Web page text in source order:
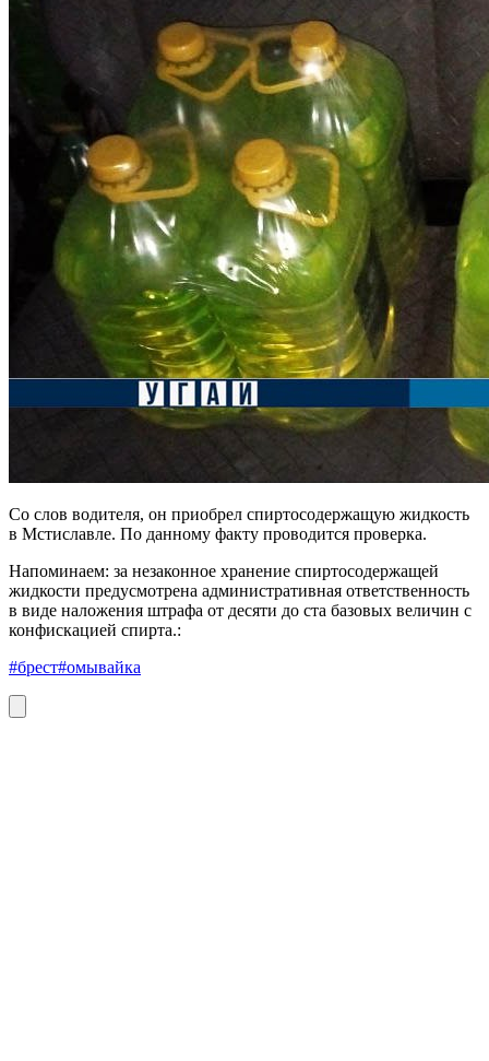
Со слов водителя, он приобрел спиртосодержащую жидкость
в Мстиславле. По данному факту проводится проверка.
Напоминаем: за незаконное хранение спиртосодержащей
жидкости предусмотрена административная ответственность
в виде наложения штрафа от десяти до ста базовых величин с
конфискацией спирта.:
#брест#омывайка